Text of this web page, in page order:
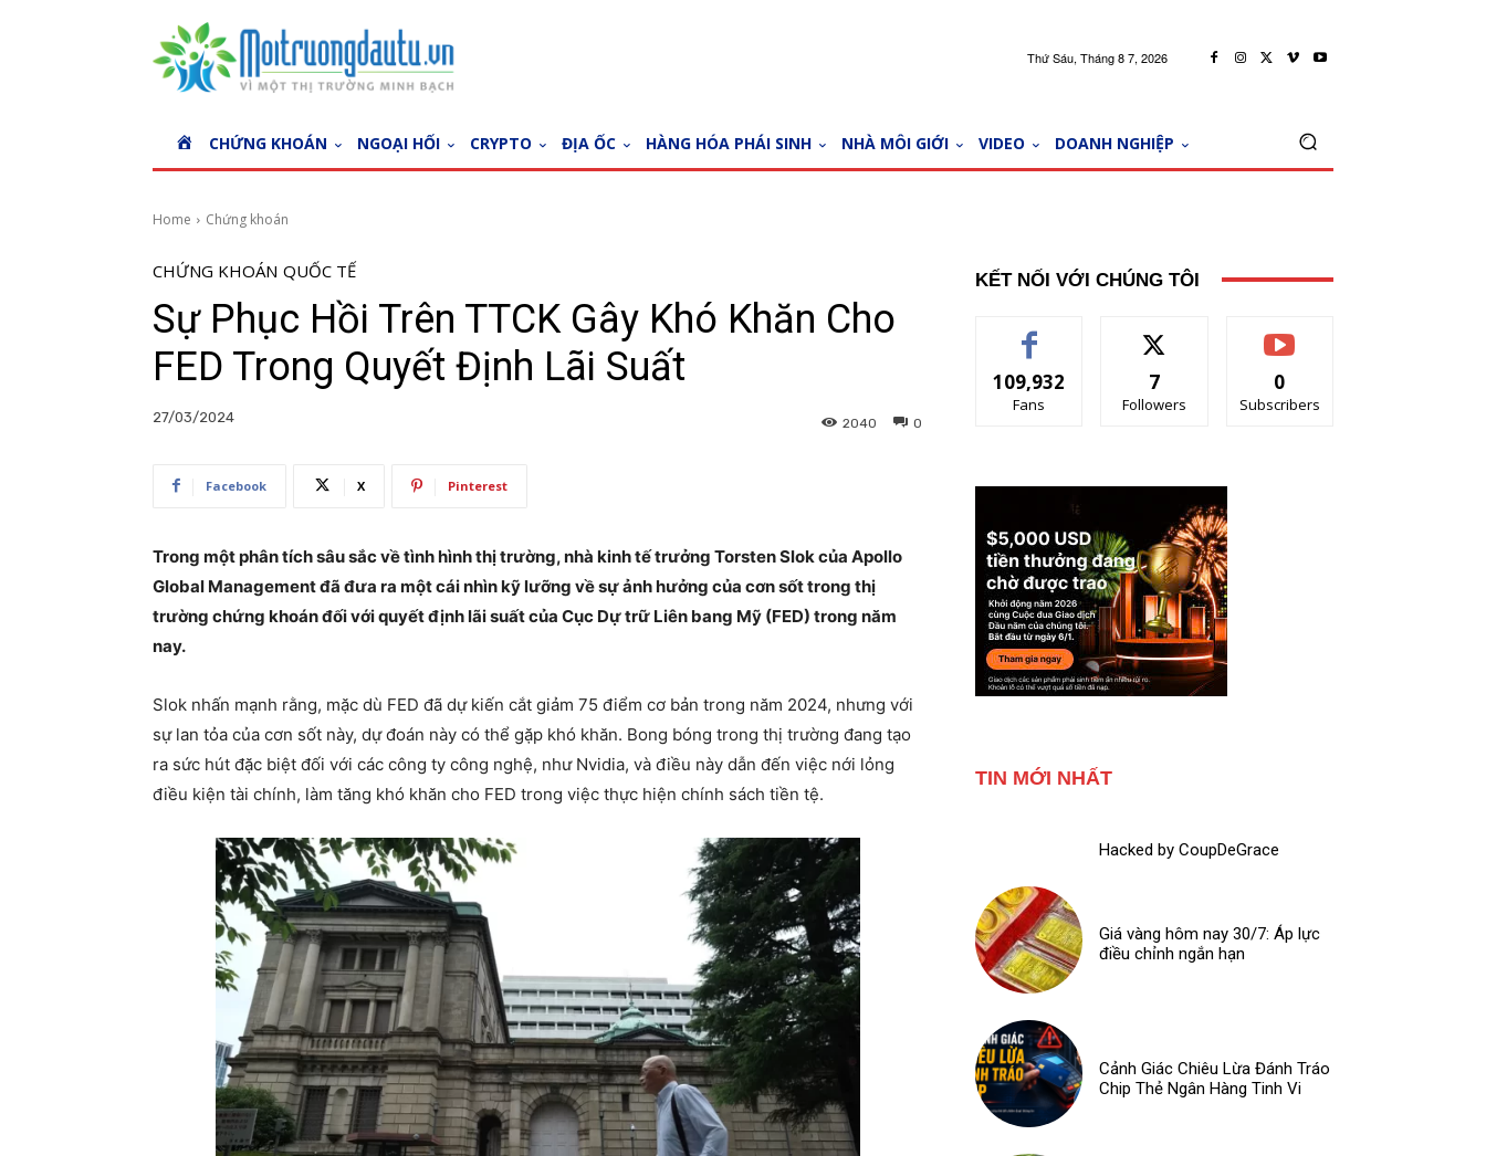
Thứ Sáu, Tháng 8 7, 2026
O
CHỨNG KHOÁN NGOẠI HỐI CRYPTO ĐỊA ỐC HÀNG HÓA PHÁI SINH NHÀ MÔI GIỚI VIDEO DOANH NGHIỆP
Home Chứng khoán
CHỨNG KHOÁN QUỐC TẾ
Sự Phục Hồi Trên TTCK Gây Khó Khăn Cho
FED Trong Quyết Định Lãi Suất
27/03/2024 0
2040
Facebook X Pinterest
Trong một phân tích sâu sắc về tình hình thị trường, nhà kinh tế trưởng Torsten Slok của Apollo
Global Management đã đưa ra một cái nhìn kỹ lưỡng về sự ảnh hưởng của cơn sốt trong thị
trường chứng khoán đối với quyết định lãi suất của Cục Dự trữ Liên bang Mỹ (FED) trong năm
nay.
Slok nhấn mạnh rằng, mặc dù FED đã dự kiến cắt giảm 75 điểm cơ bản trong năm 2024, nhưng với
sự lan tỏa của cơn sốt này, dự đoán này có thể gặp khó khăn. Bong bóng trong thị trường đang tạo
ra sức hút đặc biệt đối với các công ty công nghệ, như Nvidia, và điều này dẫn đến việc nới lỏng
điều kiện tài chính, làm tăng khó khăn cho FED trong việc thực hiện chính sách tiền tệ.
KẾT NỐI VỚI CHÚNG TÔI
109,932
Fans
7
Followers
0
Subscribers
TIN MỚI NHẤT
Hacked by CoupDeGrace
Giá vàng hôm nay 30/7: Áp lực
điều chỉnh ngắn hạn
Cảnh Giác Chiêu Lừa Đánh Tráo
Chip Thẻ Ngân Hàng Tinh Vi